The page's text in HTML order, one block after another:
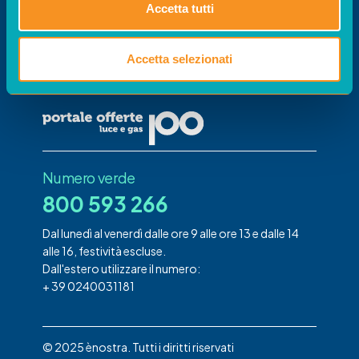
Accetta tutti
Accetta selezionati
Offerte
Il portale per confrontare le offerte gestito da
Numero verde
800 593 266
Dal lunedì al venerdì dalle ore 9 alle ore 13 e dalle 14
alle 16, festività escluse.
Dall'estero utilizzare il numero:
+ 39 0240031181
© 2025 ènostra. Tutti i diritti riservati